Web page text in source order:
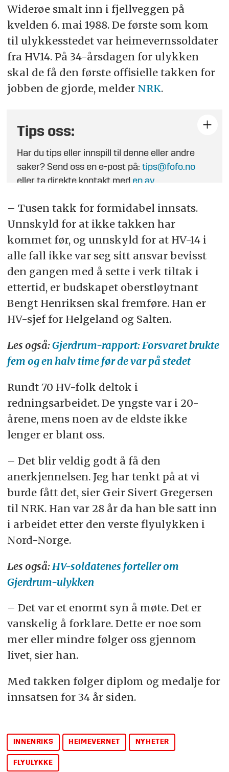
Widerøe smalt inn i fjellveggen på
kvelden 6. mai 1988. De første som kom
til ulykkesstedet var heimevernssoldater
fra HV14. På 34-årsdagen for ulykken
skal de få den første offisielle takken for
jobben de gjorde, melder NRK.
Tips oss:
Har du tips eller innspill til denne eller andre
saker? Send oss en e-post på:tips@fofo.no
eller ta direkte kontakt med en av
– Tusen takk for formidabel innsats.
Unnskyld for at ikke takken har
kommet før, og unnskyld for at HV-14 i
alle fall ikke var seg sitt ansvar bevisst
den gangen med å sette i verk tiltak i
ettertid, er budskapet oberstløytnant
Bengt Henriksen skal fremføre. Han er
HV-sjef for Helgeland og Salten.
Les også:Gjerdrum-rapport: Forsvaret brukte
fem og en halv time før de var på stedet
Rundt 70 HV-folk deltok i
redningsarbeidet. De yngste var i 20-
årene, mens noen av de eldste ikke
lenger er blant oss.
– Det blir veldig godt å få den
anerkjennelsen. Jeg har tenkt på at vi
burde fått det, sier Geir Sivert Gregersen
til NRK. Han var 28 år da han ble satt inn
i arbeidet etter den verste flyulykken i
Nord-Norge.
Les også: HV-soldatenes forteller om
Gjerdrum-ulykken
– Det var et enormt syn å møte. Det er
vanskelig å forklare. Dette er noe som
mer eller mindre følger oss gjennom
livet, sier han.
Med takken følger diplom og medalje for
innsatsen for 34 år siden.
INNENRIKS HEIMEVERNET NYHETER
FLYULYKKE